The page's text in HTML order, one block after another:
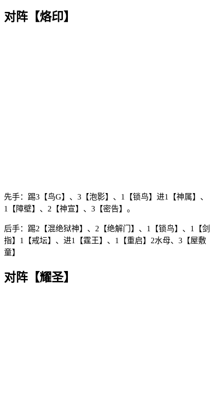
对阵【烙印】
先手：踢3【鸟G】、3【泡影】、1【锁鸟】进1【神属】、
1【障壁】、2【神宣】、3【密告】。
后手：踢2【混绝狱神】、2【绝解门】、1【锁鸟】、1【剑
指】1【戒坛】、进1【霆王】、1【重启】2水母、3【屋敷
童】
对阵【耀圣】